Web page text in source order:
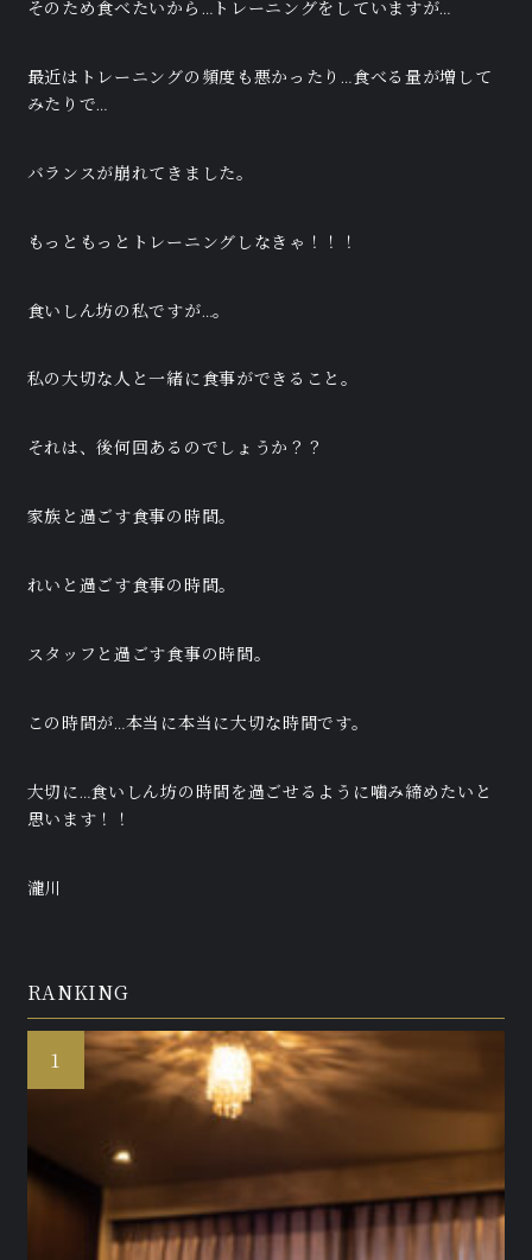
そのため食べたいから…トレーニングをしていますが…
最近はトレーニングの頻度も悪かったり…食べる量が増して
みたりで…
バランスが崩れてきました。
もっともっとトレーニングしなきゃ！！！
食いしん坊の私ですが…。
私の大切な人と一緒に食事ができること。
それは、後何回あるのでしょうか？？
家族と過ごす食事の時間。
れいと過ごす食事の時間。
スタッフと過ごす食事の時間。
この時間が…本当に本当に大切な時間です。
大切に…食いしん坊の時間を過ごせるように噛み締めたいと
思います！！
瀧川
RANKING